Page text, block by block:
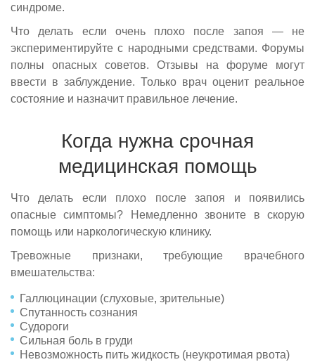
синдроме.
Что делать если очень плохо после запоя — не
экспериментируйте с народными средствами. Форумы
полны опасных советов. Отзывы на форуме могут
ввести в заблуждение. Только врач оценит реальное
состояние и назначит правильное лечение.
Когда нужна срочная
медицинская помощь
Что делать если плохо после запоя и появились
опасные симптомы? Немедленно звоните в скорую
помощь или наркологическую клинику.
Тревожные признаки, требующие врачебного
вмешательства:
Галлюцинации (слуховые, зрительные)
Спутанность сознания
Судороги
Сильная боль в груди
Невозможность пить жидкость (неукротимая рвота)
Оставьте заявку!
И мы перезвоним в течение одной минуты
Оставьте заявку!
И мы перезвоним в течение одной минуты
Вызвать врача
Оставьте заявку и мы перезвоним в течние одной
Получите бесплатную
консультацию
Приедем на дом за 30 минут
Выезжаем круглосуточно
Гарантируем анонимность
Оставить отзыв
Задайте ваш вопрос
Найдем все, что вам нужно
Чаще всего ищут:
Вывод из запоя
Вызвать нарколога
И мы перезвоним в течение одной минуты
Выберите свой город